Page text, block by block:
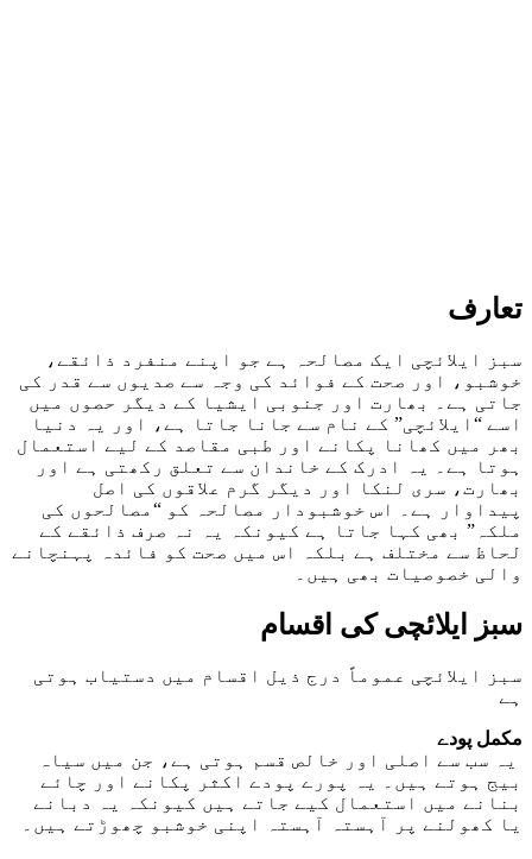
تعارف
سبز ایلائچی ایک مصالحہ ہے جو اپنے منفرد ذائقے،
خوشبو، اور صحت کے فوائد کی وجہ سے صدیوں سے قدر کی
جاتی ہے۔ بھارت اور جنوبی ایشیا کے دیگر حصوں میں
اسے “ایلائچی” کے نام سے جانا جاتا ہے، اور یہ دنیا
بھر میں کھانا پکانے اور طبی مقاصد کے لیے استعمال
ہوتا ہے۔ یہ ادرک کے خاندان سے تعلق رکھتی ہے اور
بھارت، سری لنکا اور دیگر گرم علاقوں کی اصل
پیداوار ہے۔ اس خوشبودار مصالحہ کو “مصالحوں کی
ملکہ” بھی کہا جاتا ہے کیونکہ یہ نہ صرف ذائقے کے
لحاظ سے مختلف ہے بلکہ اس میں صحت کو فائدہ پہنچانے
والی خصوصیات بھی ہیں۔
سبز ایلائچی کی اقسام
سبز ایلائچی عموماً درج ذیل اقسام میں دستیاب ہوتی
ہے
مکمل پودے
یہ سب سے اصلی اور خالص قسم ہوتی ہے، جن میں سیاہ
بیج ہوتے ہیں۔ یہ پورے پودے اکثر پکانے اور چائے
بنانے میں استعمال کیے جاتے ہیں کیونکہ یہ دبانے
یا کھولنے پر آہستہ آہستہ اپنی خوشبو چھوڑتے ہیں۔